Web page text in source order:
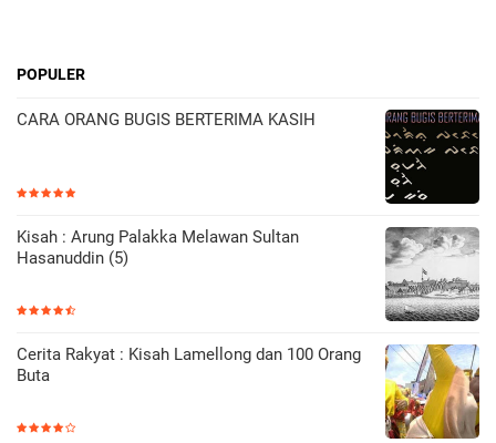
POPULER
CARA ORANG BUGIS BERTERIMA KASIH
Kisah : Arung Palakka Melawan Sultan
Hasanuddin (5)
Cerita Rakyat : Kisah Lamellong dan 100 Orang
Buta